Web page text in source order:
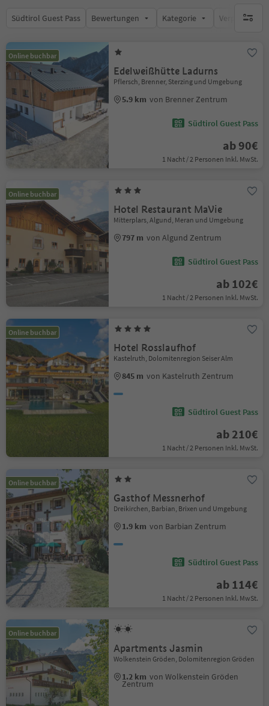
Südtirol Guest Pass Bewertungen Kategorie keine
Online buchbar
Edelweißhütte Ladurns
Pflersch, Brenner, Sterzing und Umgebung
5.9 km von Brenner Zentrum
Südtirol Guest Pass
ab 90€
1 Nacht / 2 Personen Inkl. MwSt.
Online buchbar
Hotel Restaurant MaVie
Mitterplars, Algund, Meran und Umgebung
797 m von Algund Zentrum
Südtirol Guest Pass
ab 102€
1 Nacht / 2 Personen Inkl. MwSt.
Online buchbar
Hotel Rosslaufhof
Kastelruth, Dolomitenregion Seiser Alm
845 m von Kastelruth Zentrum
Südtirol Guest Pass
ab 210€
1 Nacht / 2 Personen Inkl. MwSt.
Online buchbar
Gasthof Messnerhof
Dreikirchen, Barbian, Brixen und Umgebung
1.9 km von Barbian Zentrum
Südtirol Guest Pass
ab 114€
1 Nacht / 2 Personen Inkl. MwSt.
Online buchbar
Apartments Jasmin
Wolkenstein Gröden, Dolomitenregion Gröden
1.2 km von Wolkenstein Gröden
Zentrum